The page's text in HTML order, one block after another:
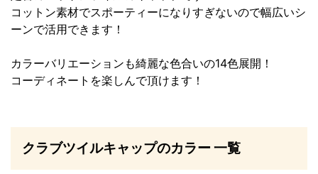
コットン素材でスポーティーになりすぎないので幅広いシ
ーンで活用できます！
カラーバリエーションも綺麗な色合いの14色展開！
コーディネートを楽しんで頂けます！
クラブツイルキャップのカラー 一覧